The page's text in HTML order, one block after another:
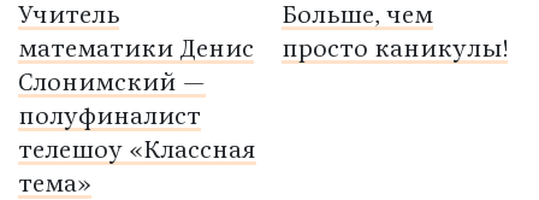
Учитель
математики Денис
Слонимский —
полуфиналист
телешоу «Классная
тема»
Больше, чем
просто каникулы!